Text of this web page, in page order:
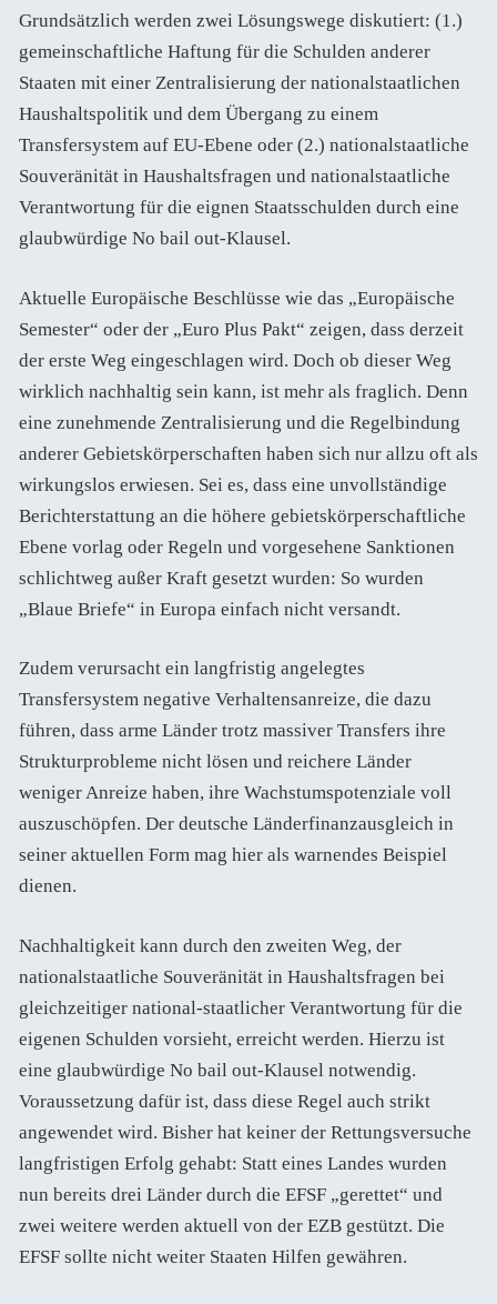
Grundsätzlich werden zwei Lösungswege diskutiert: (1.)
gemeinschaftliche Haftung für die Schulden anderer
Staaten mit einer Zentralisierung der nationalstaatlichen
Haushaltspolitik und dem Übergang zu einem
Transfersystem auf EU-Ebene oder (2.) nationalstaatliche
Souveränität in Haushaltsfragen und nationalstaatliche
Verantwortung für die eignen Staatsschulden durch eine
glaubwürdige No bail out-Klausel.
Aktuelle Europäische Beschlüsse wie das „Europäische
Semester“ oder der „Euro Plus Pakt“ zeigen, dass derzeit
der erste Weg eingeschlagen wird. Doch ob dieser Weg
wirklich nachhaltig sein kann, ist mehr als fraglich. Denn
eine zunehmende Zentralisierung und die Regelbindung
anderer Gebietskörperschaften haben sich nur allzu oft als
wirkungslos erwiesen. Sei es, dass eine unvollständige
Berichterstattung an die höhere gebietskörperschaftliche
Ebene vorlag oder Regeln und vorgesehene Sanktionen
schlichtweg außer Kraft gesetzt wurden: So wurden
„Blaue Briefe“ in Europa einfach nicht versandt.
Zudem verursacht ein langfristig angelegtes
Transfersystem negative Verhaltensanreize, die dazu
führen, dass arme Länder trotz massiver Transfers ihre
Strukturprobleme nicht lösen und reichere Länder
weniger Anreize haben, ihre Wachstumspotenziale voll
auszuschöpfen. Der deutsche Länderfinanzausgleich in
seiner aktuellen Form mag hier als warnendes Beispiel
dienen.
Nachhaltigkeit kann durch den zweiten Weg, der
nationalstaatliche Souveränität in Haushaltsfragen bei
gleichzeitiger national-staatlicher Verantwortung für die
eigenen Schulden vorsieht, erreicht werden. Hierzu ist
eine glaubwürdige No bail out-Klausel notwendig.
Voraussetzung dafür ist, dass diese Regel auch strikt
angewendet wird. Bisher hat keiner der Rettungsversuche
langfristigen Erfolg gehabt: Statt eines Landes wurden
nun bereits drei Länder durch die EFSF „gerettet“ und
zwei weitere werden aktuell von der EZB gestützt. Die
EFSF sollte nicht weiter Staaten Hilfen gewähren.